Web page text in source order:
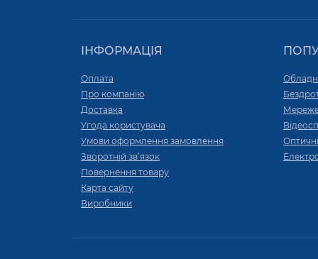
ІНФОРМАЦІЯ
Оплата
Про компанію
Доставка
Угода користувача
Умови оформлення замовлення
Зворотній зв’язок
Повернення товару
Карта сайту
Виробники